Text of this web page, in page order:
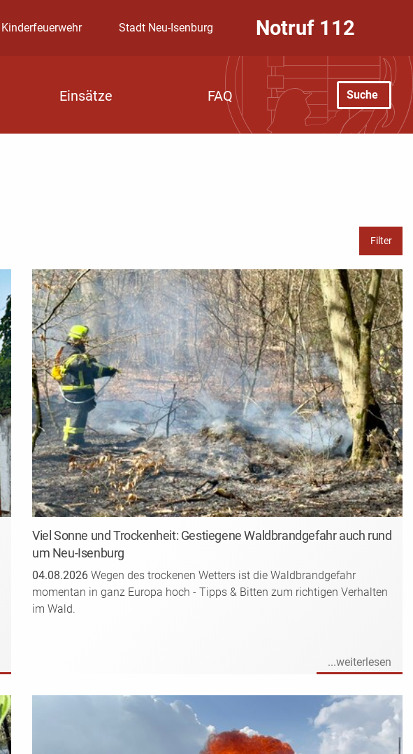
Kinderfeuerwehr Stadt Neu-Isenburg Notruf 112
Einsätze FAQ Suche
Filter
Viel Sonne und Trockenheit: Gestiegene Waldbrandgefahr auch rund
um Neu-Isenburg
04.08.2026Wegen des trockenen Wetters ist die Waldbrandgefahr
momentan in ganz Europa hoch - Tipps & Bitten zum richtigen Verhalten
im Wald.
...weiterlesen